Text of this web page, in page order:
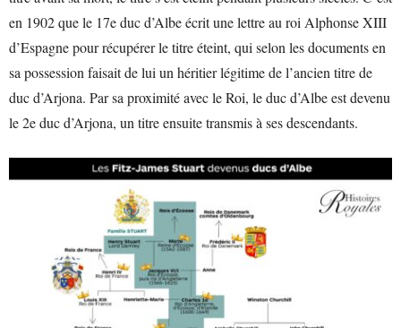
en 1902 que le 17e duc d’Albe écrit une lettre au roi Alphonse XIII
d’Espagne pour récupérer le titre éteint, qui selon les documents en
sa possession faisait de lui un héritier légitime de l’ancien titre de
duc d’Arjona. Par sa proximité avec le Roi, le duc d’Albe est devenu
le 2e duc d’Arjona, un titre ensuite transmis à ses descendants.